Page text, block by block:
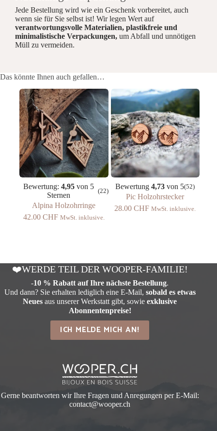
Jede Bestellung wird wie ein Geschenk vorbereitet, auch
wenn sie für Sie selbst ist! Wir legen Wert auf
verantwortungsvolle Materialien, plastikfreie und
minimalistische Verpackungen, um Abfall und unnötigen
Müll zu vermeiden.
Das könnte Ihnen auch gefallen…
Bewertung: 4,95von 5
Sternen
(22)
Alpina Holzohrringe
42.00 CHF MwSt. inklusive.
Bewertung4,73 von 5(52)
Pic Holzohrstecker
28.00CHF MwSt. inklusive.
❤️WERDE TEIL DER WOOPER-FAMILIE!
-10 % Rabatt auf Ihre nächste Bestellung.
Und dann? Sie erhalten lediglich eine E-Mail, sobald es etwas
Neues aus unserer Werkstatt gibt, sowieexklusive
Abonnentenpreise!
ICH MELDE MICH AN!
Gerne beantworten wir Ihre Fragen und Anregungen per E-Mail:
contact@wooper.ch